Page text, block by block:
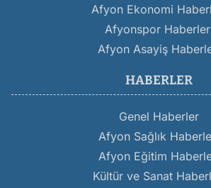
Afyon Ekonomi
Afyonspor
Afyon Asayiş
HABERLER
Genel Haberler
Afyon Sağlık
Afyon Eğitim
Kültür ve Sanat